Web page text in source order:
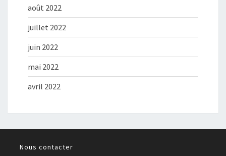
août 2022
juillet 2022
juin 2022
mai 2022
avril 2022
Nous contacter